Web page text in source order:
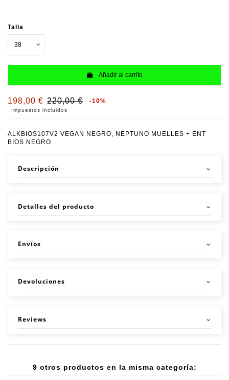
Talla
Añadir al carrito
198,00 € 220,00 € -10%
Impuestos incluidos
ALKBIOS107V2 VEGAN NEGRO, NEPTUNO MUELLES + ENT
BIOS NEGRO
Descripción
Detalles del producto
Envíos
Devoluciones
Reviews
9 otros productos en la misma categoría: